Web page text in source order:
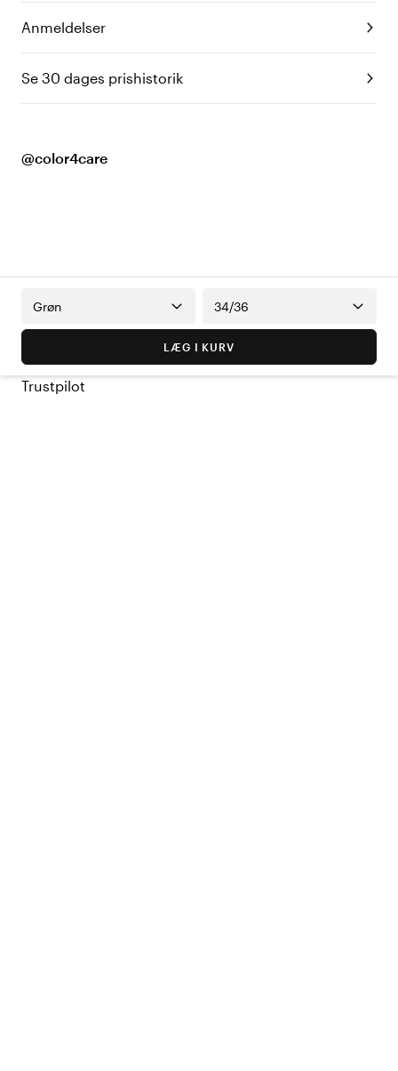
Anmeldelser
Se 30 dages prishistorik
@color4care
Grøn 34/36
LÆG I KURV
Trustpilot